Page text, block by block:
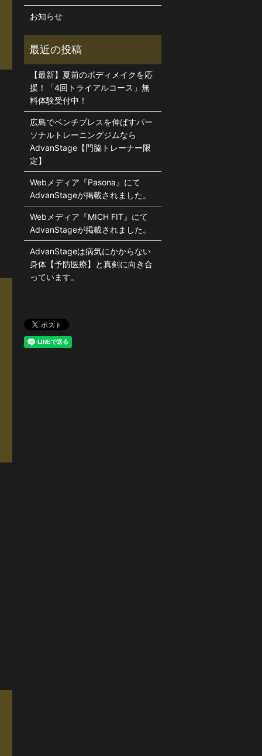
お知らせ
【最新】夏前のボディメイクを応
援！「4回トライアルコース」無
料体験受付中！
広島でベンチプレスを伸ばすパー
ソナルトレーニングジムなら
AdvanStage【門脇トレーナー限
定】
Webメディア『Pasona』にて
AdvanStageが掲載されました。
Webメディア『MICH FIT』にて
AdvanStageが掲載されました。
AdvanStageは病気にかからない
身体【予防医療】と真剣に向き合
っています。